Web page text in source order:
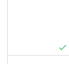
